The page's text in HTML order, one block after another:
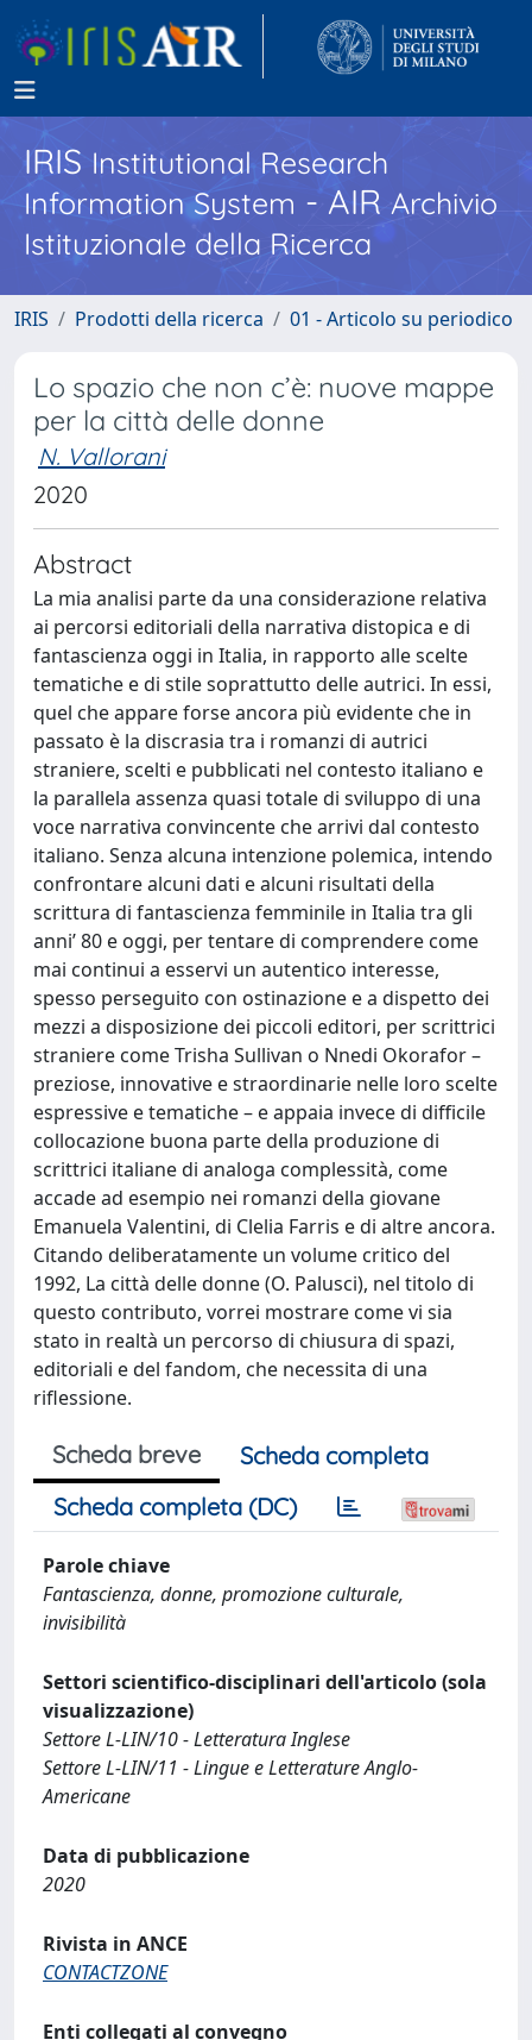
IRISInstitutional Research
Information System - AIR Archivio
Istituzionale della Ricerca
IRIS Prodotti della ricerca 01 - Articolo su periodico
Lo spazio che non c’è: nuove mappe
per la città delle donne
N. Vallorani
2020
Abstract
La mia analisi parte da una considerazione relativa
ai percorsi editoriali della narrativa distopica e di
fantascienza oggi in Italia, in rapporto alle scelte
tematiche e di stile soprattutto delle autrici. In essi,
quel che appare forse ancora più evidente che in
passato è la discrasia tra i romanzi di autrici
straniere, scelti e pubblicati nel contesto italiano e
la parallela assenza quasi totale di sviluppo di una
voce narrativa convincente che arrivi dal contesto
italiano. Senza alcuna intenzione polemica, intendo
confrontare alcuni dati e alcuni risultati della
scrittura di fantascienza femminile in Italia tra gli
anni’ 80 e oggi, per tentare di comprendere come
mai continui a esservi un autentico interesse,
spesso perseguito con ostinazione e a dispetto dei
mezzi a disposizione dei piccoli editori, per scrittrici
straniere come Trisha Sullivan o Nnedi Okorafor –
preziose, innovative e straordinarie nelle loro scelte
espressive e tematiche – e appaia invece di difficile
collocazione buona parte della produzione di
scrittrici italiane di analoga complessità, come
accade ad esempio nei romanzi della giovane
Emanuela Valentini, di Clelia Farris e di altre ancora.
Citando deliberatamente un volume critico del
1992, La città delle donne (O. Palusci), nel titolo di
questo contributo, vorrei mostrare come vi sia
stato in realtà un percorso di chiusura di spazi,
editoriali e del fandom, che necessita di una
riflessione.
Scheda breve
Scheda completa
Scheda completa (DC)
Parole chiave
Fantascienza, donne, promozione culturale,
invisibilità
Settori scientifico-disciplinari dell'articolo (sola
visualizzazione)
Settore L-LIN/10 - Letteratura Inglese
Settore L-LIN/11 - Lingue e Letterature Anglo-
Americane
Data di pubblicazione
2020
Rivista in ANCE
CONTACTZONE
Enti collegati al convegno